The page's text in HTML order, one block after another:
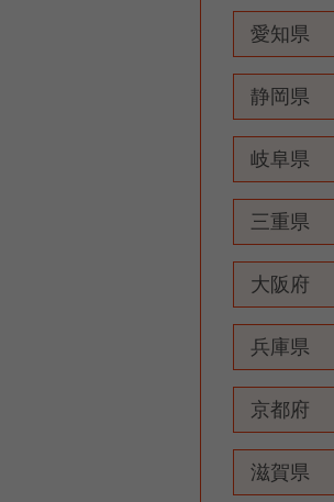
愛知県
静岡県
岐阜県
三重県
大阪府
兵庫県
京都府
滋賀県